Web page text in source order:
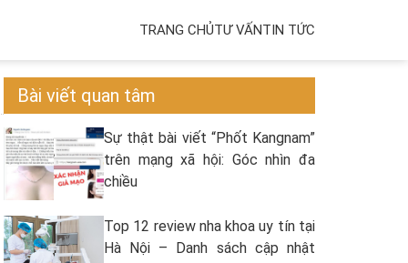
TRANG CHỦTƯ VẤNTIN TỨC
Bài viết quan tâm
Sự thật bài viết “Phốt Kangnam”
trên mạng xã hội: Góc nhìn đa
chiều
Top 12 review nha khoa uy tín tại
Hà Nội – Danh sách cập nhật